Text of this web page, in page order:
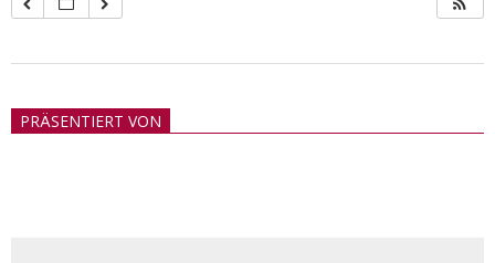
21PRÄSENTIERT VON